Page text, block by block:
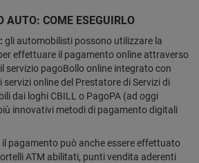
AUTO: COME ESEGUIRLO
gli automobilisti possono utilizzare la
effettuare il pagamento online attraverso
servizio pagoBollo online integrato con
servizi online del Prestatore di Servizi di
dai loghi CBILL o PagoPA (ad oggi
innovativi metodi di pagamento digitali
il pagamento può anche essere effettuato
ATM abilitati, punti vendita aderenti